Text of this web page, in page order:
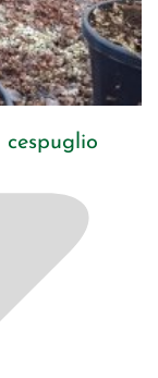
cespuglio